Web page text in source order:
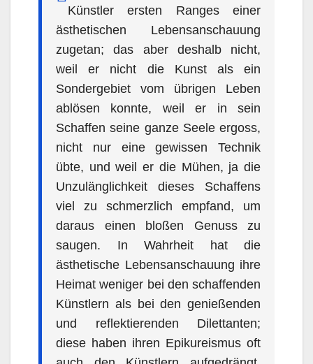
Künstler ersten Ranges einer
ästhetischen Lebensanschauung
zugetan; das aber deshalb nicht,
weil er nicht die Kunst als ein
Sondergebiet vom übrigen Leben
ablösen konnte, weil er in sein
Schaffen seine ganze Seele ergoss,
nicht nur eine gewissen Technik
übte, und weil er die Mühen, ja die
Unzulänglichkeit dieses Schaffens
viel zu schmerzlich empfand, um
daraus einen bloßen Genuss zu
saugen. In Wahrheit hat die
ästhetische Lebensanschauung ihre
Heimat weniger bei den schaffenden
Künstlern als bei den genießenden
und reflektierenden Dilettanten;
diese haben ihren Epikureismus oft